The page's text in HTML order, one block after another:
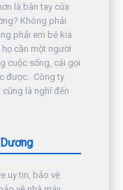
là bàn tay của
Không phải
phải em bé kia
cần một người
cuộc sống, cái gọi
được. Công ty
cũng là nghĩ đến
uy tin, bảo vệ